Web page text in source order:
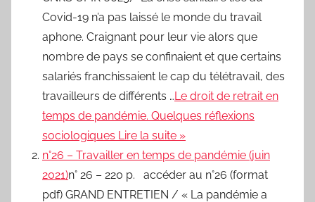
Covid-19 n’a pas laissé le monde du travail
aphone. Craignant pour leur vie alors que
nombre de pays se confinaient et que certains
salariés franchissaient le cap du télétravail, des
travailleurs de différents …Le droit de retrait en
temps de pandémie. Quelques réflexions
sociologiques Lire la suite »
n°26 – Travailler en temps de pandémie (juin
2021)n° 26 – 220 p. accéder au n°26 (format
pdf) GRAND ENTRETIEN / « La pandémie a